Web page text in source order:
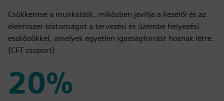
Csökkentse a munkaidőt, miközben javítja a kezelői és az
élelmiszer-biztonságot a tervezési és üzembe helyezési
eszközökkel, amelyek egyetlen igazságforrást hoznak létre.
(CFT csoport)
20%